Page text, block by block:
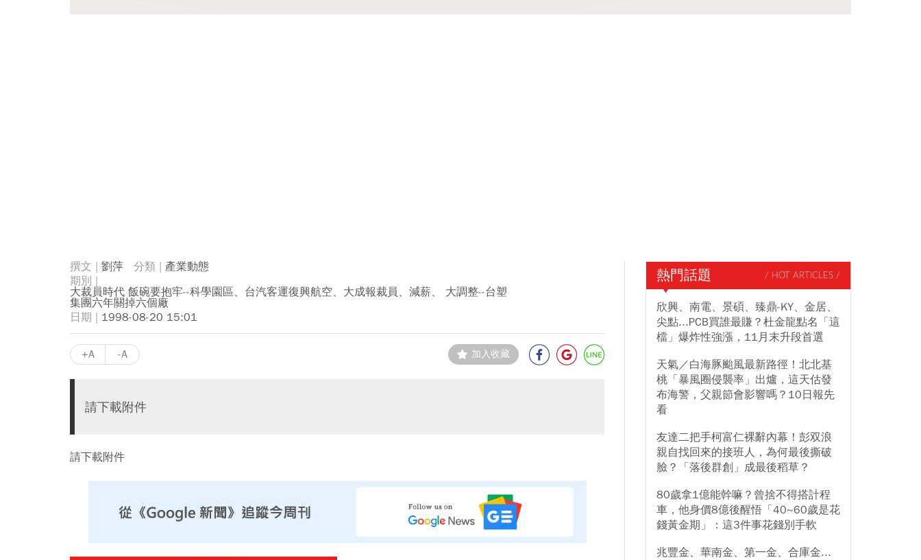
劉萍
產業動態
大裁員時代 飯碗要抱牢--科學園區、台汽客運復興航空、大成報裁員、減薪、 大調整--台塑
集團六年關掉六個廠
1998-08-20 15:01
+A -A 加入收藏
請下載附件
請下載附件
熱門話題 / HOT ARTICLES /
欣興、南電、景碩、臻鼎-KY、金居、
尖點...PCB買誰最賺？杜金龍點名「這
檔」爆炸性強漲，11月末升段首選
天氣／白海豚颱風最新路徑！北北基
桃「暴風圈侵襲率」出爐，這天估發
布海警，父親節會影響嗎？10日報先
看
友達二把手柯富仁裸辭內幕！彭双浪
親自找回來的接班人，為何最後撕破
臉？「落後群創」成最後稻草？
80歲拿1億能幹嘛？曾捨不得搭計程
車，他身價8億後醒悟「40~60歲是花
錢黃金期」：這3件事花錢別手軟
兆豐金、華南金、第一金、合庫金...